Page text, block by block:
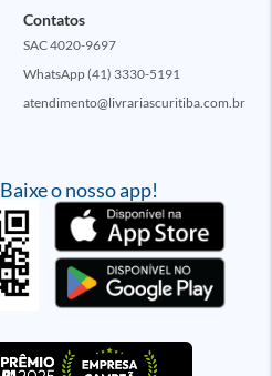
Baixe o nosso app!
Contatos
SAC 4020-9697
WhatsApp (41) 3330-5191
atendimento@livrariascuritiba.com.br